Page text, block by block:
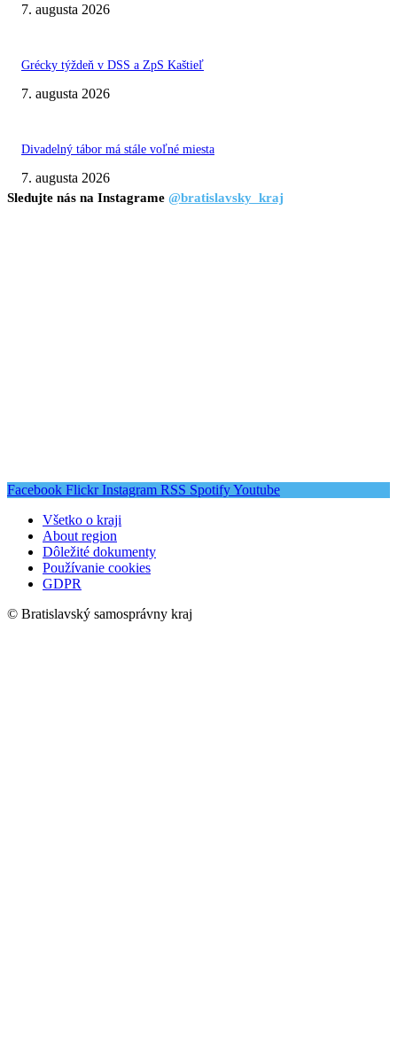
7. augusta 2026
Grécky týždeň v DSS a ZpS Kaštieľ
7. augusta 2026
Divadelný tábor má stále voľné miesta
7. augusta 2026
Sledujte nás na Instagrame @bratislavsky_kraj
Facebook Flickr Instagram RSS SpotifyYoutube
Všetko o kraji
About region
Dôležité dokumenty
Používanie cookies
GDPR
© Bratislavský samosprávny kraj